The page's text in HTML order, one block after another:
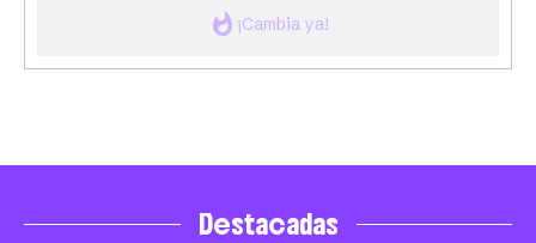
whatshot ¡Cambia ya!
Destacadas